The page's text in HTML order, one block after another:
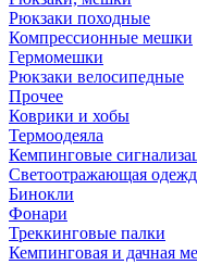
Рюкзаки походные
Компрессионные мешки
Гермомешки
Рюкзаки велосипедные
Прочее
Коврики и хобы
Термоодеяла
Кемпинговые
Светоотражающая
Бинокли
Фонари
Треккинговые палки
Кемпинговая и дачная